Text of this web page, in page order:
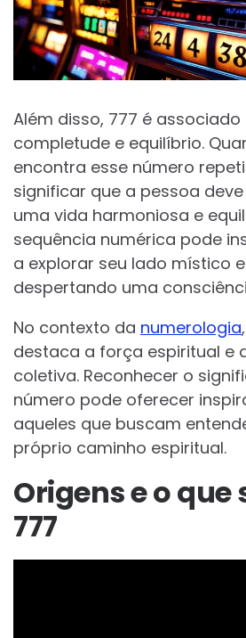
Além disso, 777 é
completude e equilíbrio.
encontra esse número
significar que a pessoa
uma vida harmoniosa e
sequência numérica pode
a explorar seu lado místico
despertando uma
No contexto da numerologia
destaca a força espiritual e
coletiva. Reconhecer o
número pode oferecer
aqueles que buscam
próprio caminho espiritual.
Origens e o
777